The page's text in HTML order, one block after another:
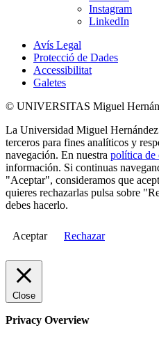
Instagram
LinkedIn
Avís Legal
Protecció de Dades
Accessibilitat
Galetes
© UNIVERSITAS Miguel
La Universidad Miguel
terceros para fines analíticos y
navegación. En nuestra política de
información. Si continuas
"Aceptar", consideramos que
quieres rechazarlas pulsa sobre
debes hacerlo.
Aceptar Rechazar
Close
Privacy Overview